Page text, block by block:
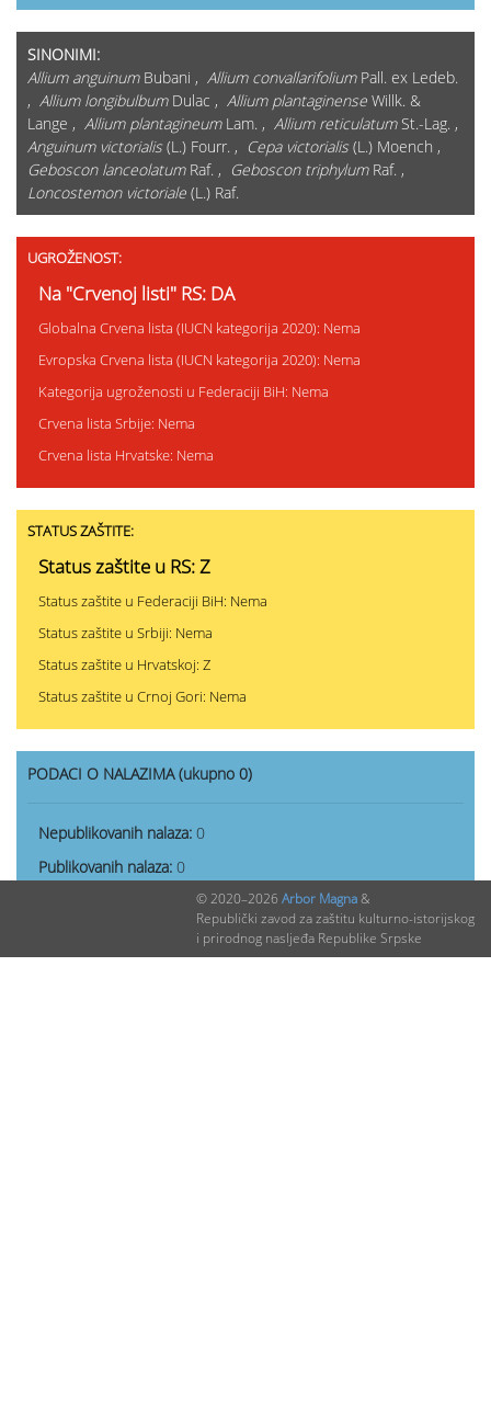
SINONIMI:
Allium anguinumBubani , Allium convallarifoliumPall. ex Ledeb.
, Allium longibulbumDulac , Allium plantaginense Willk. &
Lange , Allium plantagineumLam. , Allium reticulatumSt.-Lag. ,
Anguinum victorialis (L.) Fourr. , Cepa victorialis (L.) Moench ,
Geboscon lanceolatumRaf. , Geboscon triphylumRaf. ,
Loncostemon victoriale (L.) Raf.
UGROŽENOST:
Na "Crvenoj listi" RS: DA
Globalna Crvena lista (IUCN kategorija 2020): Nema
Evropska Crvena lista (IUCN kategorija 2020): Nema
Kategorija ugroženosti u Federaciji BiH: Nema
Crvena lista Srbije: Nema
Crvena lista Hrvatske: Nema
STATUS ZAŠTITE:
Status zaštite u RS: Z
Status zaštite u Federaciji BiH: Nema
Status zaštite u Srbiji: Nema
Status zaštite u Hrvatskoj: Z
Status zaštite u Crnoj Gori: Nema
PODACI O NALAZIMA (ukupno 0)
Nepublikovanih nalaza: 0
Publikovanih nalaza: 0
© 2020–2026 Arbor Magna&
Republički zavod za zaštitu kulturno-istorijskog
i prirodnog nasljeđa Republike Srpske